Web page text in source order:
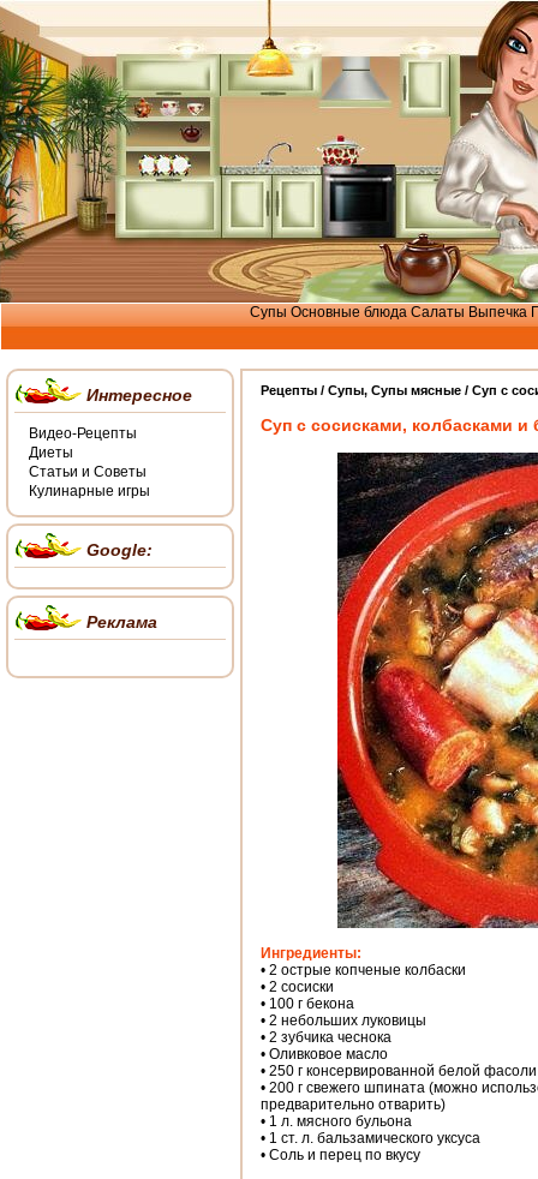
Супы Основные блюда Салаты Выпечка
Рецепты / Cупы, Супы мясные / Суп с
Суп с сосисками, колбасками и
Ингредиенты:
• 2 острые копченые колбаски
• 2 сосиски
• 100 г бекона
• 2 небольших луковицы
• 2 зубчика чеснока
• Оливковое масло
• 250 г консервированной белой фасоли
• 200 г свежего шпината (можно
предварительно отварить)
• 1 л. мясного бульона
• 1 ст. л. бальзамического уксуса
• Соль и перец по вкусу
Интересное
Видео-Рецепты
Диеты
Статьи и Советы
Кулинарные игры
Google:
Реклама